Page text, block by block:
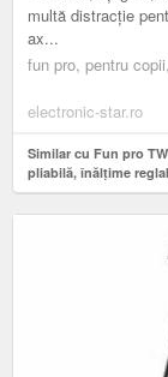
multă distracție
ax...
fun pro, pentru
electronic-star.ro
Similar cu Fun pro
pliabilă, înălțime